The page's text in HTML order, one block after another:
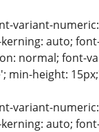
variant-
auto;
normal; font-
min-height:
variant-
auto;